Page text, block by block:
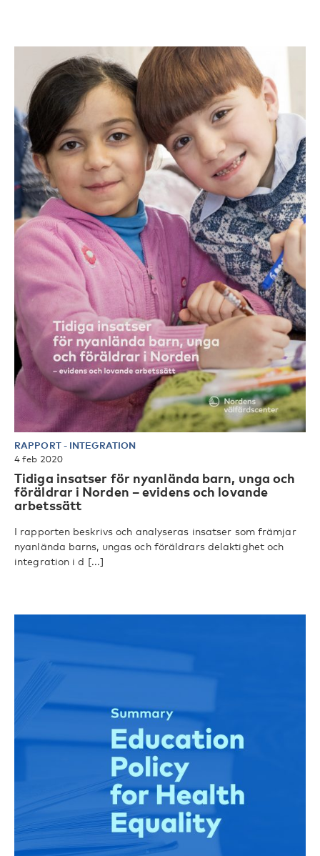
RAPPORT- INTEGRATION
4 feb 2020
Tidiga insatser för nyanlända barn, unga och
föräldrar i Norden – evidens och lovande
arbetssätt
I rapporten beskrivs och analyseras insatser som främjar
nyanlända barns, ungas och föräldrars delaktighet och
integration i d [...]